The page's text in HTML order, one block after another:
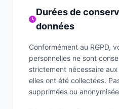
Durées de
données
Conformément au RGPD,
personnelles ne sont
strictement nécessaire
elles ont été collectées.
supprimées ou